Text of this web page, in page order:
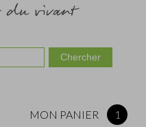
MON PANIER 1